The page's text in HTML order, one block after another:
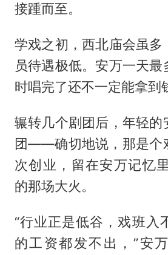
接踵而至。
学戏之初，西北庙会虽多
员待遇极低。安万一天
时唱完了还不一定能拿到
辗转几个剧团后，年轻的
团——确切地说，那是个
次创业，留在安万记忆
的那场大火。
“行业正是低谷，戏班入
的工资都发不出，”安